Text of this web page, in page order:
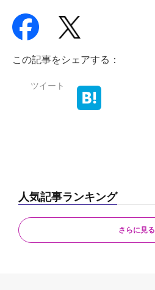
この記事をシェアする：
ツイート
人気記事ランキング
さらに見る